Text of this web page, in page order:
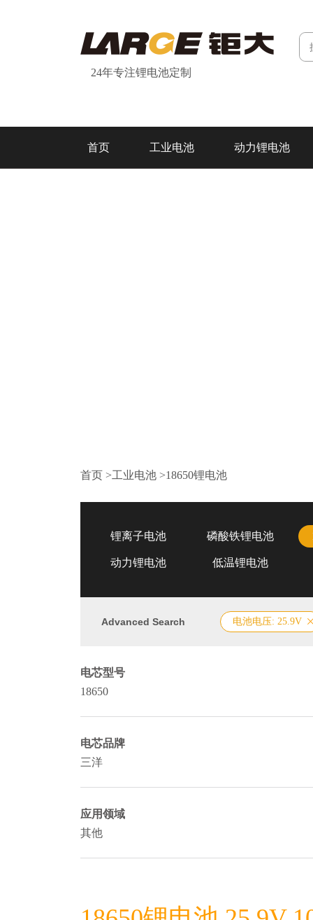
24年专注锂电池定制
首页 工业电池 动力锂电池
首页 >工业电池 >18650锂电池
锂离子电池 磷酸铁锂电池
动力锂电池 低温锂电池
Advanced Search 电池电压: 25.9V
电芯型号
18650
电芯品牌
三洋
应用领域
其他